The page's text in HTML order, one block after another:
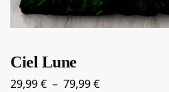
Ciel Lune
29,99€ – 79,99€